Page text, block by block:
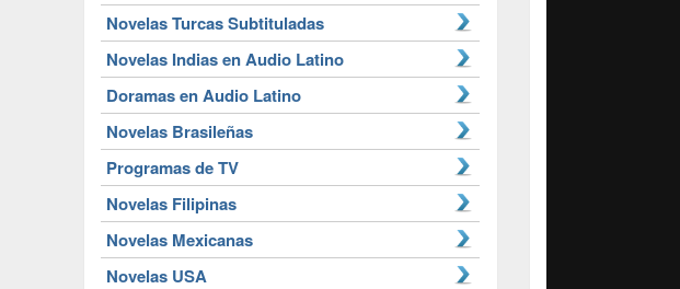
Novelas Turcas Subtituladas
Novelas Indias en Audio Latino
Doramas en Audio Latino
Novelas Brasileñas
Programas de TV
Novelas Filipinas
Novelas Mexicanas
Novelas USA